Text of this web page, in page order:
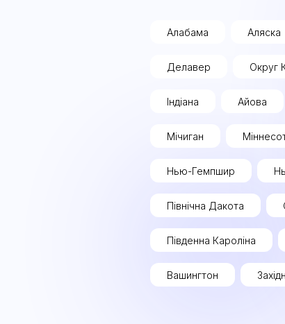
Алабама Аляска
Делавер Округ
Індіана Айова
Мічиган
Нью-Гемпшир
Північна Дакота
Південна Кароліна
Вашингтон